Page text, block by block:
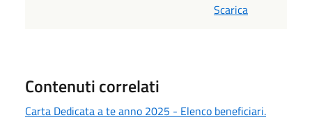
Scarica
Contenuti correlati
Carta Dedicata a te anno 2025 - Elenco beneficiari.